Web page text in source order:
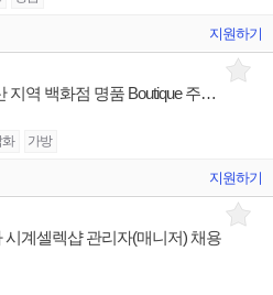
지원하기
[샤넬 코리아] CHANEL 서울/부산 지역 백화점 명품 Boutique 주얼리&와치 어드바이저 채용
화 가방
지원하기
계셀렉샵 관리자(매니저) 채용